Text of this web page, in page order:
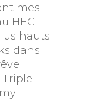
mes
HEC
hauts
dans